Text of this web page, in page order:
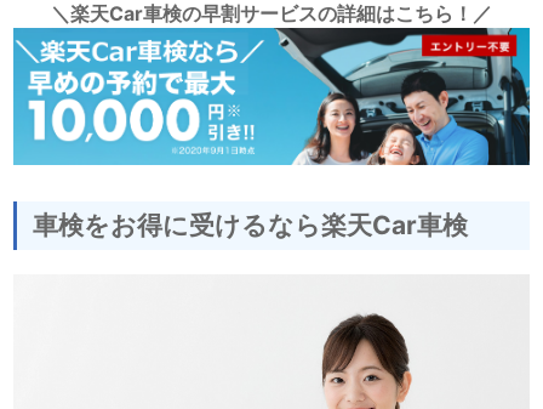
＼楽天Car車検の早割サービスの詳細はこちら！／
車検をお得に受けるなら楽天Car車検